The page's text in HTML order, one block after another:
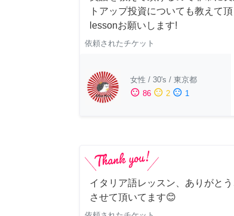
トアップ投資についても教えて
lessonお願いします!
依頼されたチケット
女性 / 30's / 東京都
sentiment_satisfied 86 sentiment_neutral 2 sentiment_dissatisfied 1
イタリア語レッスン、ありがと
させて頂いてます😊